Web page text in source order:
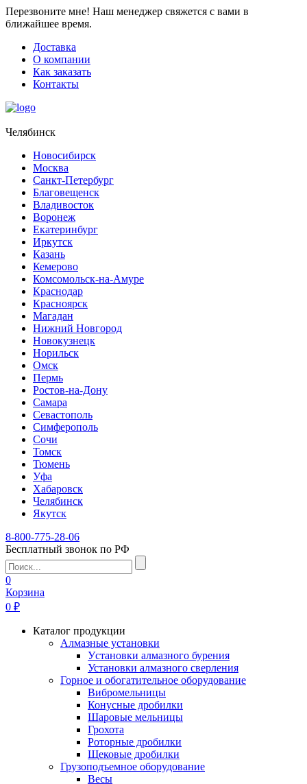
Перезвоните мне! Наш менеджер свяжется с вами в
ближайшее время.
Доставка
О компании
Как заказать
Контакты
Челябинск
Новосибирск
Москва
Санкт-Петербург
Благовещенск
Владивосток
Воронеж
Екатеринбург
Иркутск
Казань
Кемерово
Комсомольск-на-Амуре
Краснодар
Красноярск
Магадан
Нижний Новгород
Новокузнецк
Норильск
Омск
Пермь
Ростов-на-Дону
Самара
Севастополь
Симферополь
Сочи
Томск
Тюмень
Уфа
Хабаровск
Челябинск
Якутск
8-800-775-28-06
Бесплатный звонок по РФ
0
Корзина
0 ₽
Каталог продукции
Алмазные установки
Уcтановки алмазного бурения
Установки алмазного сверления
Горное и обогатительное оборудование
Вибромельницы
Конусные дробилки
Шаровые мельницы
Грохота
Роторные дробилки
Щековые дробилки
Грузоподъемное оборудование
Весы